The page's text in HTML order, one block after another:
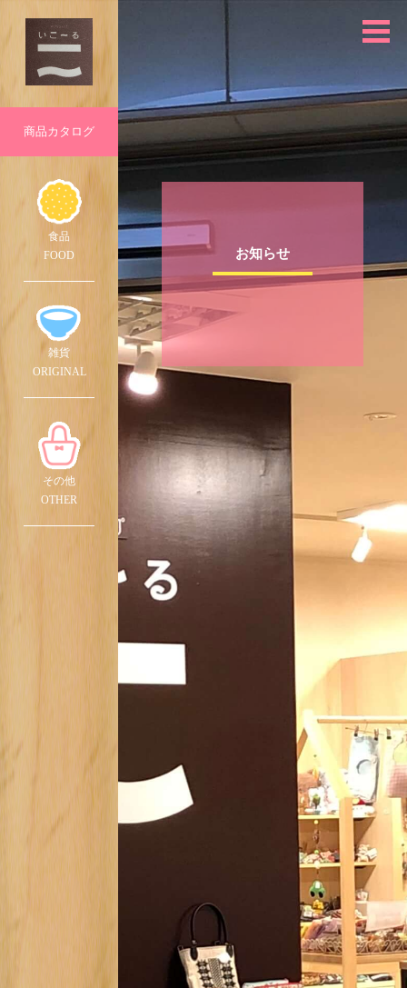
商品 カタログ
食品
FOOD
雑貨
ORIGINAL
その他
OTHER
お知らせ